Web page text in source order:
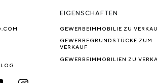
EIGENSCHAFTEN
GEWERBEIMMOBILIE ZU
GEWERBEGRUNDSTÜCKE ZUM
VERKAUF
GEWERBEIMMOBILIEN ZU